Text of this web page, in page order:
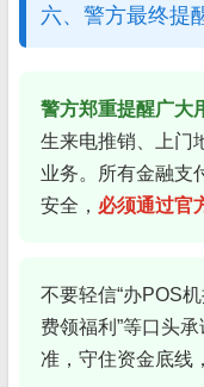
六、警方最终提
警方郑重提醒广大
生来电推销、上门
业务。所有金融支
安全， 必须通过官
不要轻信“办POS
费领福利”等口头
准，守住资金底线